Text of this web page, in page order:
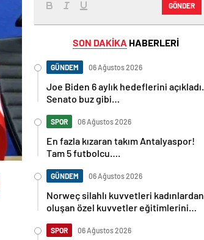
GÖNDER
SON DAKİKA HABERLERİ
GÜNDEM 06 Ağustos 2026
Joe Biden 6 aylık hedeflerini açıkladı.
Senato buz gibi…
SPOR 06 Ağustos 2026
En fazla kızaran takım Antalyaspor!
Tam 5 futbolcu….
GÜNDEM 06 Ağustos 2026
Norweç silahlı kuvvetleri kadınlardan
oluşan özel kuvvetler eğitimlerini
SPOR 06 Ağustos 2026